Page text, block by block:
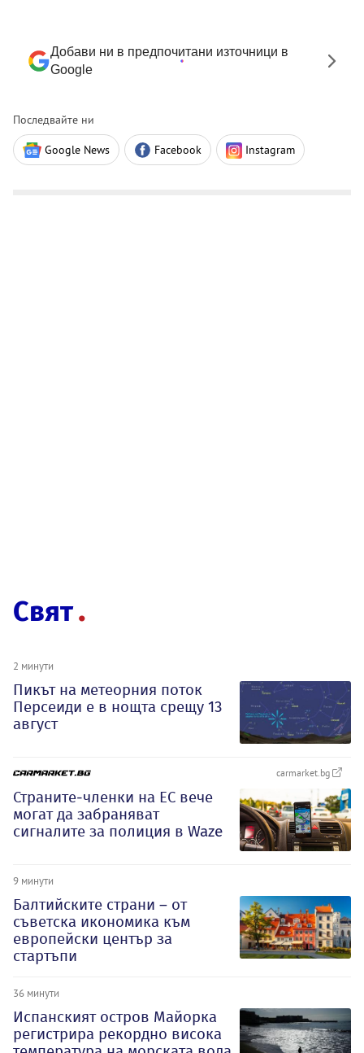
Добави ни в предпочитани източници в
Google
Последвайте ни
Google News Facebook Instagram
Свят
2 минути
Пикът на метеорния поток
Персеиди е в нощта срещу 13
август
carmarket.bg
Страните-членки на ЕС вече
могат да забраняват
сигналите за полиция в Waze
9 минути
Балтийските страни – от
съветска икономика към
европейски център за
стартъпи
36 минути
Испанският остров Майорка
регистрира рекордно висока